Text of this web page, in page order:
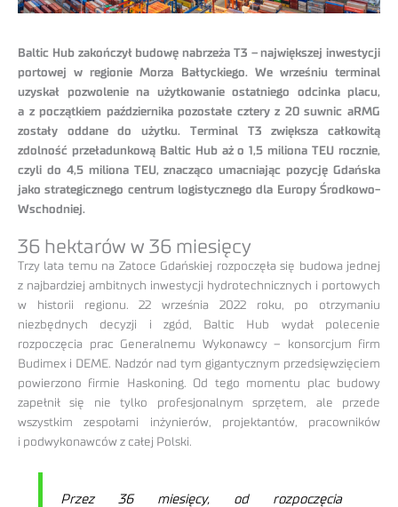
Baltic Hub zakończył budowę nabrzeża T3 – największej inwestycji
portowej w regionie Morza Bałtyckiego. We wrześniu terminal
uzyskał pozwolenie na użytkowanie ostatniego odcinka placu,
a z początkiem października pozostałe cztery z 20 suwnic aRMG
zostały oddane do użytku. Terminal T3 zwiększa całkowitą
zdolność przeładunkową Baltic Hub aż o 1,5 miliona TEU rocznie,
czyli do 4,5 miliona TEU, znacząco umacniając pozycję Gdańska
jako strategicznego centrum logistycznego dla Europy Środkowo-
Wschodniej.
36 hektarów w 36 miesięcy
Trzy lata temu na Zatoce Gdańskiej rozpoczęła się budowa jednej
z najbardziej ambitnych inwestycji hydrotechnicznych i portowych
w historii regionu. 22 września 2022 roku, po otrzymaniu
niezbędnych decyzji i zgód, Baltic Hub wydał polecenie
rozpoczęcia prac Generalnemu Wykonawcy – konsorcjum firm
Budimex i DEME. Nadzór nad tym gigantycznym przedsięwzięciem
powierzono firmie Haskoning. Od tego momentu plac budowy
zapełnił się nie tylko profesjonalnym sprzętem, ale przede
wszystkim zespołami inżynierów, projektantów, pracowników
i podwykonawców z całej Polski.
Przez 36 miesięcy, od rozpoczęcia